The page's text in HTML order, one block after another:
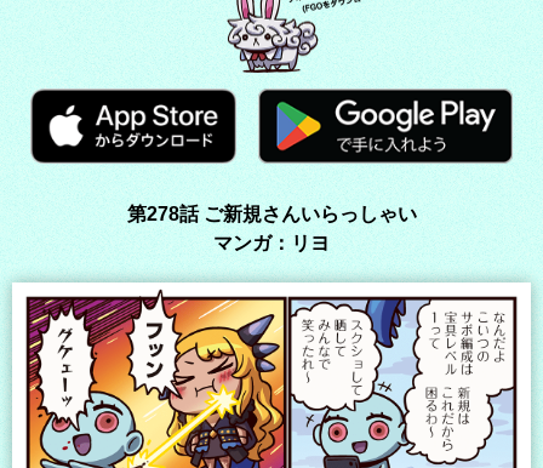
第278話 ご新規さんいらっしゃい
マンガ：リヨ